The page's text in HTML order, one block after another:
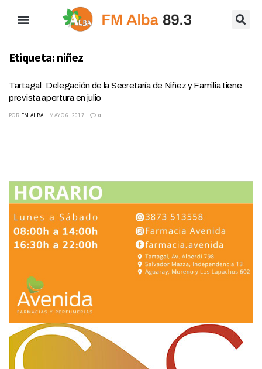
Etiqueta: niñez
Tartagal: Delegación de la Secretaría de Niñez y Familia tiene
prevista apertura en julio
POR FM ALBA MAYO 6, 2017 0